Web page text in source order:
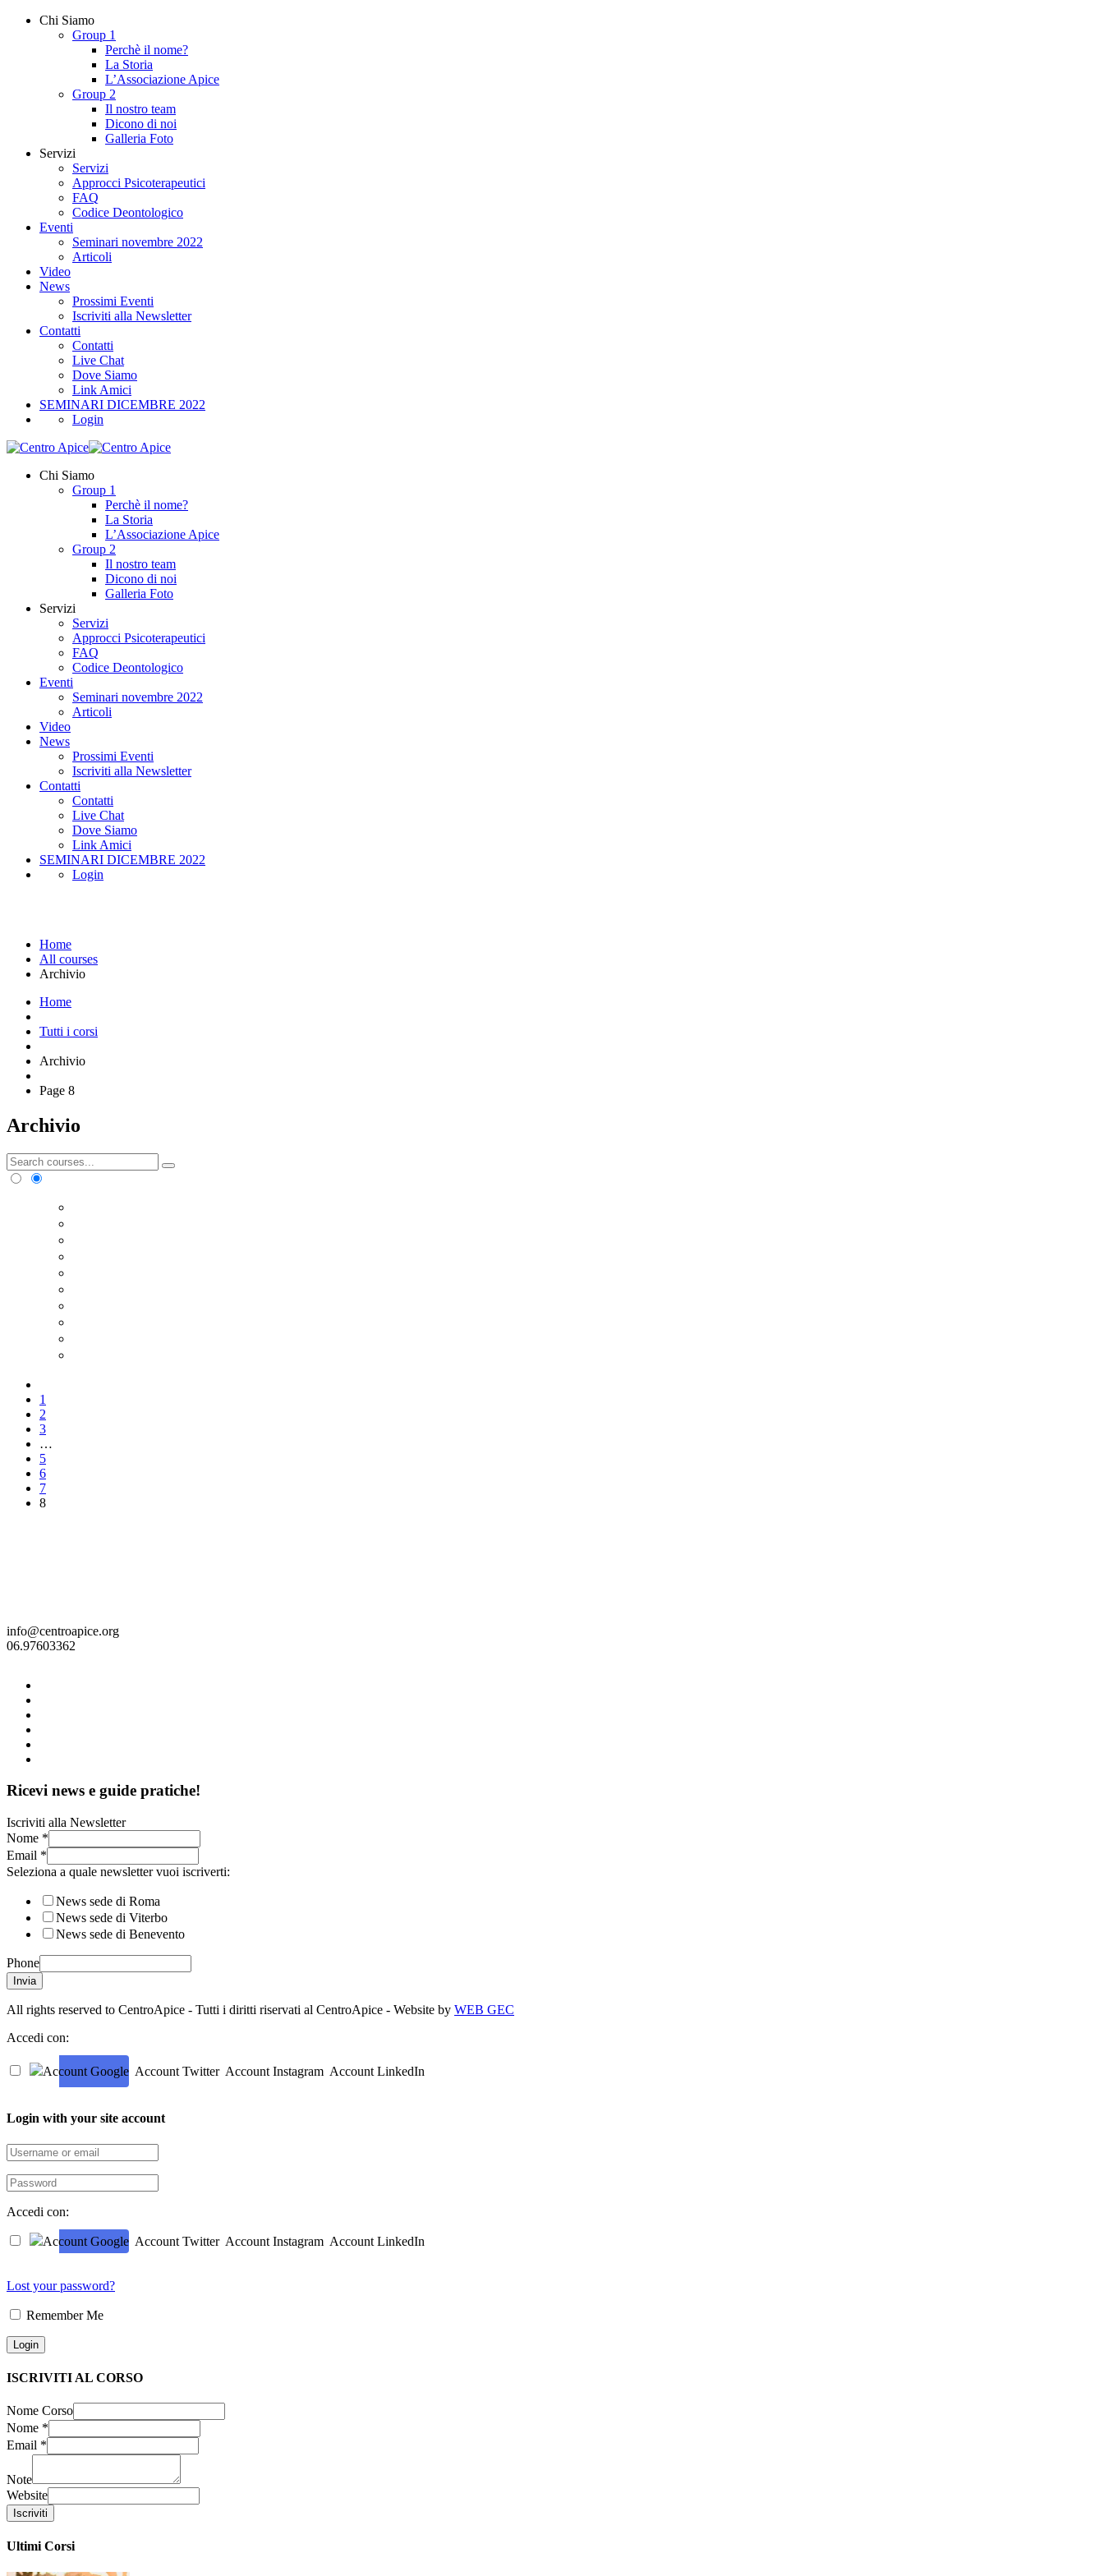
Chi Siamo
Group 1
Perchè il nome?
La Storia
L’Associazione Apice
Group 2
Il nostro team
Dicono di noi
Galleria Foto
Servizi
Servizi
Approcci Psicoterapeutici
FAQ
Codice Deontologico
Eventi
Seminari novembre 2022
Articoli
Video
News
Prossimi Eventi
Iscriviti alla Newsletter
Contatti
Contatti
Live Chat
Dove Siamo
Link Amici
SEMINARI DICEMBRE 2022
Login
Chi Siamo
Group 1
Perchè il nome?
La Storia
L’Associazione Apice
Group 2
Il nostro team
Dicono di noi
Galleria Foto
Servizi
Servizi
Approcci Psicoterapeutici
FAQ
Codice Deontologico
Eventi
Seminari novembre 2022
Articoli
Video
News
Prossimi Eventi
Iscriviti alla Newsletter
Contatti
Contatti
Live Chat
Dove Siamo
Link Amici
SEMINARI DICEMBRE 2022
Login
Home
All courses
Archivio
Home
Tutti i corsi
Archivio
Page 8
Archivio
1
2
3
…
5
6
7
8
info@centroapice.org
06.97603362
Ricevi news e guide pratiche!
Iscriviti alla Newsletter
Nome *
Email *
Seleziona a quale newsletter vuoi iscriverti:
News sede di Roma
News sede di Viterbo
News sede di Benevento
Phone
Invia
All rights reserved to CentroApice - Tutti i diritti riservati al CentroApice - Website by WEB GEC
Accedi con:
Account Google Account Twitter Account Instagram Account LinkedIn
Login with your site account
Accedi con:
Account Google Account Twitter Account Instagram Account LinkedIn
Lost your password?
Remember Me
ISCRIVITI AL CORSO
Nome Corso
Nome *
Email *
Note
Website
Iscriviti
Ultimi Corsi